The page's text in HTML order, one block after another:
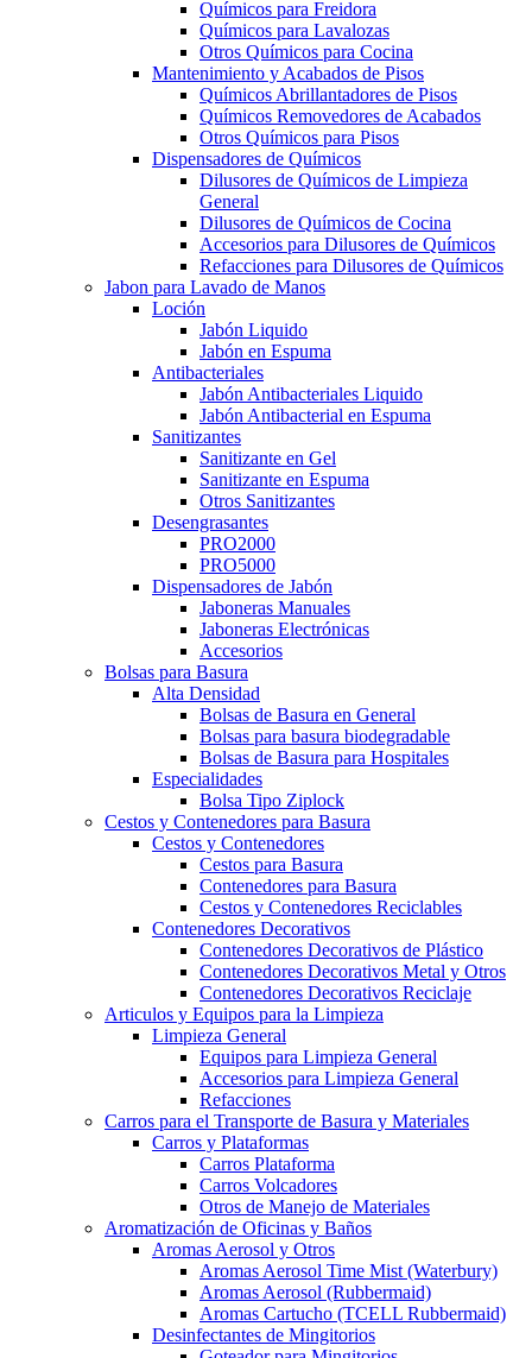
Químicos para Freidora
Químicos para Lavalozas
Otros Químicos para Cocina
Mantenimiento y Acabados de Pisos
Químicos Abrillantadores de Pisos
Químicos Removedores de Acabados
Otros Químicos para Pisos
Dispensadores de Químicos
Dilusores de Químicos de Limpieza
General
Dilusores de Químicos de Cocina
Accesorios para Dilusores de Químicos
Refacciones para Dilusores de Químicos
Jabon para Lavado de Manos
Loción
Jabón Liquido
Jabón en Espuma
Antibacteriales
Jabón Antibacteriales Liquido
Jabón Antibacterial en Espuma
Sanitizantes
Sanitizante en Gel
Sanitizante en Espuma
Otros Sanitizantes
Desengrasantes
PRO2000
PRO5000
Dispensadores de Jabón
Jaboneras Manuales
Jaboneras Electrónicas
Accesorios
Bolsas para Basura
Alta Densidad
Bolsas de Basura en General
Bolsas para basura biodegradable
Bolsas de Basura para Hospitales
Especialidades
Bolsa Tipo Ziplock
Cestos y Contenedores para Basura
Cestos y Contenedores
Cestos para Basura
Contenedores para Basura
Cestos y Contenedores Reciclables
Contenedores Decorativos
Contenedores Decorativos de Plástico
Contenedores Decorativos Metal y Otros
Contenedores Decorativos Reciclaje
Articulos y Equipos para la Limpieza
Limpieza General
Equipos para Limpieza General
Accesorios para Limpieza General
Refacciones
Carros para el Transporte de Basura y Materiales
Carros y Plataformas
Carros Plataforma
Carros Volcadores
Otros de Manejo de Materiales
Aromatización de Oficinas y Baños
Aromas Aerosol y Otros
Aromas Aerosol Time Mist (Waterbury)
Aromas Aerosol (Rubbermaid)
Aromas Cartucho (TCELL Rubbermaid)
Desinfectantes de Mingitorios